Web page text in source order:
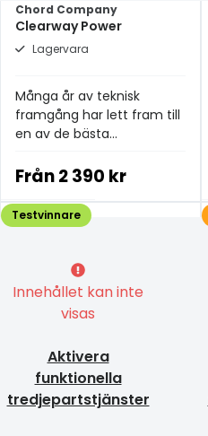
Chord Company
Clearway Power
Lagervara
Många år av teknisk
framgång har lett fram till
en av de bästa
prisklassen.
Från2 390 kr
Innehållet kan inte
visas
Aktivera
funktionella
tredjepartstjänster
Testvinnare